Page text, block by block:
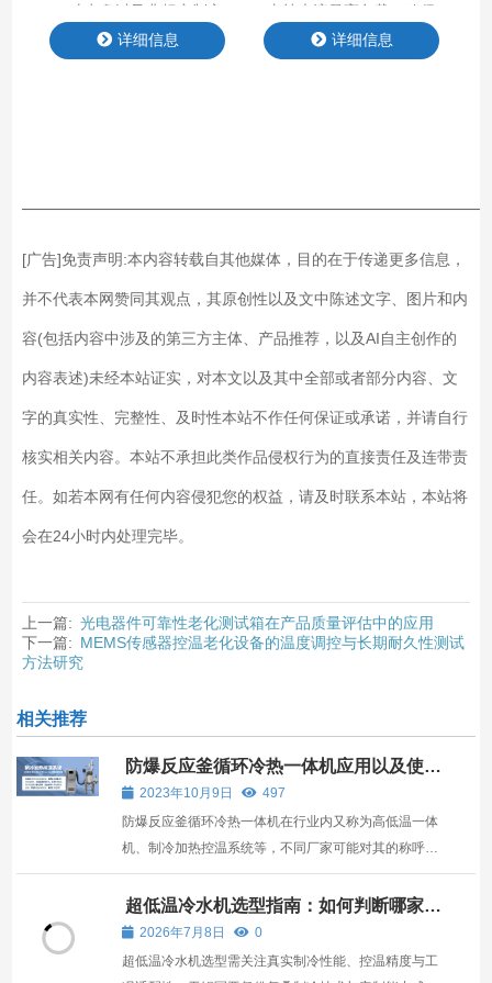
12寸卡盘以及非标定制方
形冷板，支持-70~+200℃
宽温度范围，也可以定制
详细信息
支持⼤流量⾼负载，确保
恶劣⼯况下持续稳定运
⾏；支持冷却⽔动态调节
详细信息
[广告]免责声明:本内容转载自其他媒体，目的在于传递更多信息，
并不代表本网赞同其观点，其原创性以及文中陈述文字、图片和内
容(包括内容中涉及的第三方主体、产品推荐，以及AI自主创作的
内容表述)未经本站证实，对本文以及其中全部或者部分内容、文
字的真实性、完整性、及时性本站不作任何保证或承诺，并请自行
核实相关内容。本站不承担此类作品侵权行为的直接责任及连带责
任。如若本网有任何内容侵犯您的权益，请及时联系本站，本站将
会在24小时内处理完毕。
上一篇: 光电器件可靠性老化测试箱在产品质量评估中的应用
下一篇: MEMS传感器控温老化设备的温度调控与长期耐久性测试
方法研究
相关推荐
防爆反应釜循环冷热一体机应用以及使用
注意事项
2023年10月9日
497
防爆反应釜循环冷热一体机在行业内又称为高低温一体
机、制冷加热控温系统等，不同厂家可能对其的称呼不
一样，但是这类设备的功能都是差不多的，常规用于制
药化工行业配套反应釜来提供吸热放热的温度要求。
一、防爆反应釜循环冷热一体机应用介绍 1、防爆反应
釜循...
超低温冷水机选型指南：如何判断哪家产
品真正可靠？
2026年7月8日
0
超低温冷水机选型需关注真实制冷性能、控温精度与工